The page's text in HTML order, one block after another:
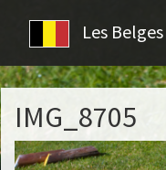
Les
IMG_8705